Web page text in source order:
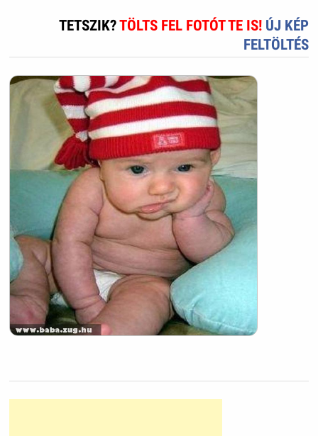
TETSZIK?TÖLTS FEL FOTÓT TE IS! ÚJ KÉP
FELTÖLTÉS